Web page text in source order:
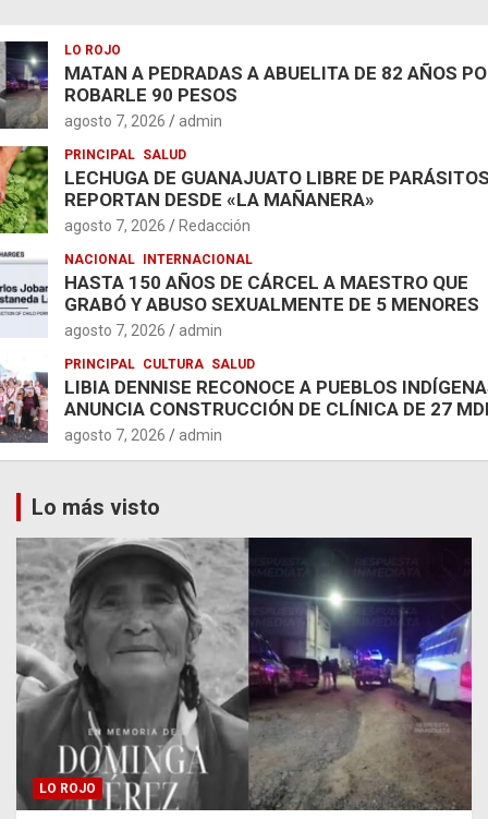
LO ROJO
MATAN A PEDRADAS A ABUELITA DE 82 AÑOS
ROBARLE 90 PESOS
agosto 7, 2026 admin
PRINCIPAL SALUD
LECHUGA DE GUANAJUATO LIBRE DE
REPORTAN DESDE «LA MAÑANERA»
agosto 7, 2026 Redacción
NACIONAL INTERNACIONAL
HASTA 150 AÑOS DE CÁRCEL A MAESTRO QUE
GRABÓ Y ABUSO SEXUALMENTE DE 5 MENORES
agosto 7, 2026 admin
PRINCIPAL CULTURA SALUD
LIBIA DENNISE RECONOCE A PUEBLOS
ANUNCIA CONSTRUCCIÓN DE CLÍNICA DE 27
agosto 7, 2026 admin
Lo más visto
LO ROJO